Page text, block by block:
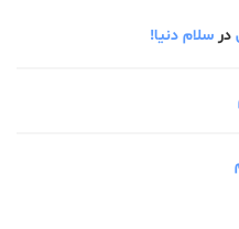
در سلام دنیا!